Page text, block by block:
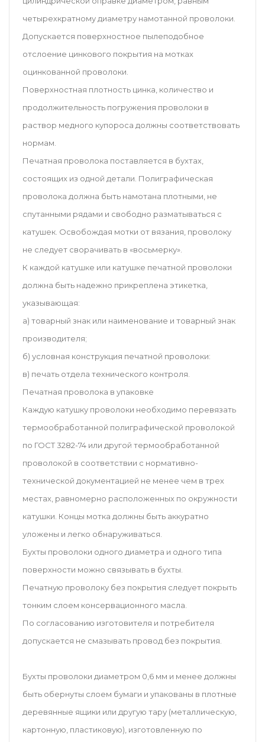
четырехкратному диаметру намотанной проволоки.
Допускается поверхностное пылеподобное
отслоение цинкового покрытия на мотках
оцинкованной проволоки.
Поверхностная плотность цинка, количество и
продолжительность погружения проволоки в
раствор медного купороса должны соответствовать
нормам.
Печатная проволока поставляется в бухтах,
состоящих из одной детали. Полиграфическая
проволока должна быть намотана плотными, не
спутанными рядами и свободно разматываться с
катушек. Освобождая мотки от вязания, проволоку
не следует сворачивать в «восьмерку».
К каждой катушке или катушке печатной проволоки
должна быть надежно прикреплена этикетка,
указывающая:
а) товарный знак или наименование и товарный знак
производителя;
б) условная конструкция печатной проволоки:
в) печать отдела технического контроля.
Печатная проволока в упаковке
Каждую катушку проволоки необходимо перевязать
термообработанной полиграфической проволокой
по ГОСТ 3282-74 или другой термообработанной
проволокой в ​​соответствии с нормативно-
технической документацией не менее чем в трех
местах, равномерно расположенных по окружности
катушки. Концы мотка должны быть аккуратно
уложены и легко обнаруживаться.
Бухты проволоки одного диаметра и одного типа
поверхности можно связывать в бухты.
Печатную проволоку без покрытия следует покрыть
тонким слоем консервационного масла.
По согласованию изготовителя и потребителя
допускается не смазывать провод без покрытия.
Бухты проволоки диаметром 0,6 мм и менее должны
быть обернуты слоем бумаги и упакованы в плотные
деревянные ящики или другую тару (металлическую,
картонную, пластиковую), изготовленную по